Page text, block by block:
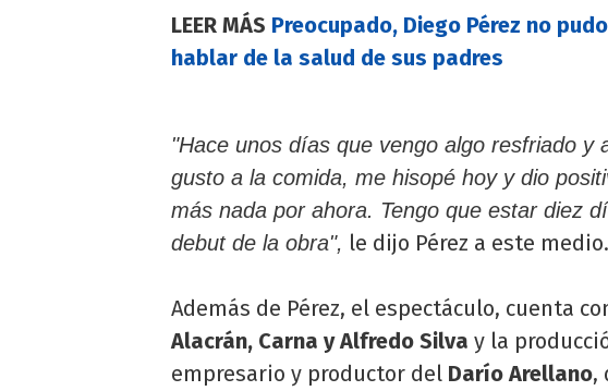
LEER MÁS Preocupado, Diego Pérez no
hablar de la salud de sus padres
"Hace unos días que vengo algo resfriado y
gusto a la comida, me hisopé hoy y dio
más nada por ahora. Tengo que estar diez
debut de la obra", le dijo Pérez a este medio.
Además de Pérez, el espectáculo, cuenta
Alacrán, Carna y Alfredo Silva y la
empresario y productor del Darío Arellano,